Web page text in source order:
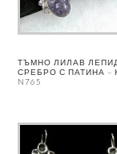
ТЪМНО ЛИЛАВ
СРЕБРО С ПАТИНА –
N765